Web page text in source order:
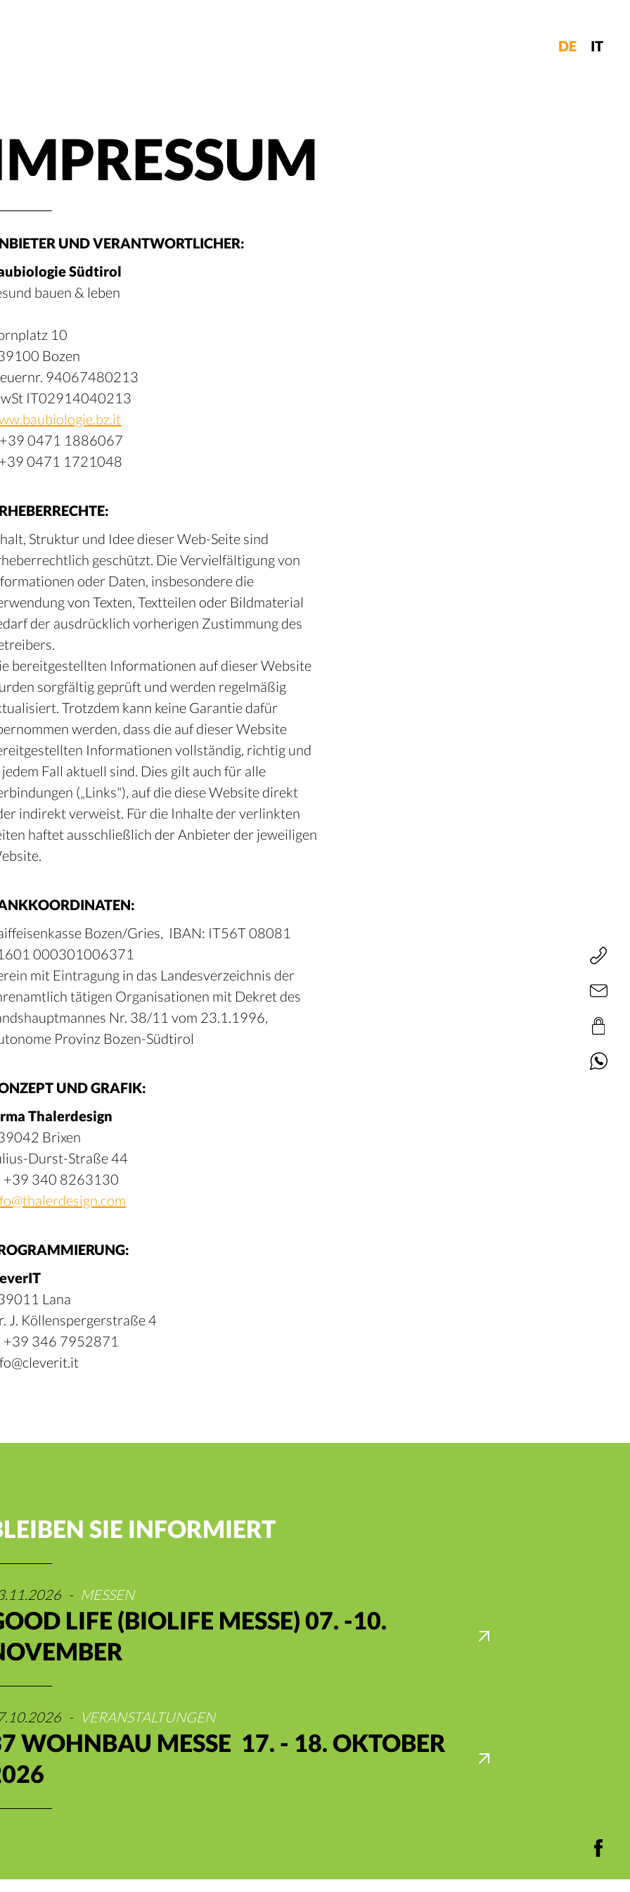
DE IT
UND VERANTWORTLICHER:
Südtirol
bauen & leben
10
Bozen
94067480213
IT02914040213
0471 1886067
0471 1721048
Struktur und Idee dieser Web-Seite sind
geschützt. Die Vervielfältigung von
oder Daten, insbesondere die
von Texten, Textteilen oder Bildmaterial
der ausdrücklich vorherigen Zustimmung des
bereitgestellten Informationen auf dieser Website
sorgfältig geprüft und werden regelmäßig
Trotzdem kann keine Garantie dafür
werden, dass die auf dieser Website
Informationen vollständig, richtig und
Fall aktuell sind. Dies gilt auch für alle
(„Links"), auf die diese Website direkt
indirekt verweist. Für die Inhalte der verlinkten
haftet ausschließlich der Anbieter der jeweiligen
Bozen/Gries, IBAN: IT56T 08081
000301006371
mit Eintragung in das Landesverzeichnis der
tätigen Organisationen mit Dekret des
Nr. 38/11 vom 23.1.1996,
Provinz Bozen-Südtirol
UND GRAFIK:
Thalerdesign
Brixen
Durst-Straße 44
+39 340 8263130
Lana
J. Köllenspergerstraße 4
+39 346 7952871
SIE INFORMIERT
- MESSEN
LIFE (BIOLIFE MESSE) 07. -10.
- VERANSTALTUNGEN
WOHNBAU MESSE 17. - 18. OKTOBER